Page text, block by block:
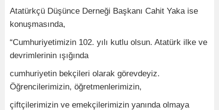
Atatürkçü Düşünce Derneği Başkanı Cahit Yaka ise
konuşmasında,
“Cumhuriyetimizin 102. yılı kutlu olsun. Atatürk ilke ve
devrimlerinin ışığında
cumhuriyetin bekçileri olarak görevdeyiz.
Öğrencilerimizin, öğretmenlerimizin,
çiftçilerimizin ve emekçilerimizin yanında olmaya